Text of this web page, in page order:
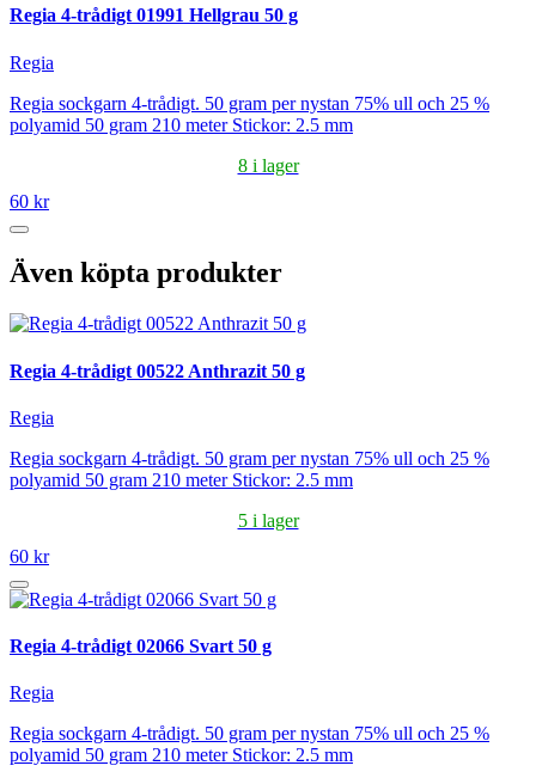
Regia 4-trådigt 01991 Hellgrau 50 g
Regia
Regia sockgarn 4-trådigt. 50 gram per nystan 75% ull och 25 %
polyamid 50 gram 210 meter Stickor: 2.5 mm
8 i lager
60 kr
Även köpta produkter
Regia 4-trådigt 00522 Anthrazit 50 g
Regia
Regia sockgarn 4-trådigt. 50 gram per nystan 75% ull och 25 %
polyamid 50 gram 210 meter Stickor: 2.5 mm
5 i lager
60 kr
Regia 4-trådigt 02066 Svart 50 g
Regia
Regia sockgarn 4-trådigt. 50 gram per nystan 75% ull och 25 %
polyamid 50 gram 210 meter Stickor: 2.5 mm